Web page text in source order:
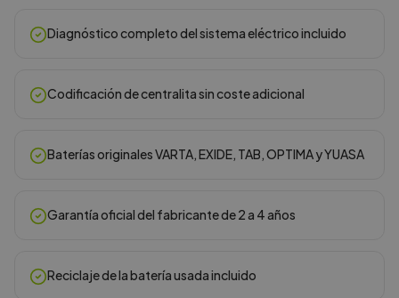
Diagnóstico completo del sistema eléctrico incluido
Codificación de centralita sin coste adicional
Baterías originales VARTA, EXIDE, TAB, OPTIMA y YUASA
Garantía oficial del fabricante de 2 a 4 años
Reciclaje de la batería usada incluido